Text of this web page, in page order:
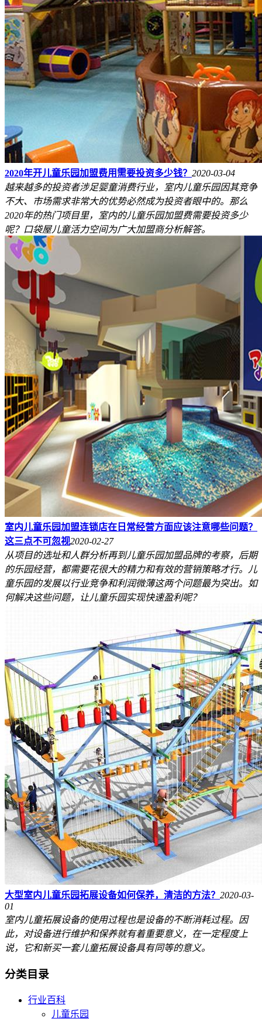
2020年开儿童乐园加盟费用需要投资多少钱？ 2020-03-04
越来越多的投资者涉足婴童消费行业，室内儿童乐园因其竞争
不大、市场需求非常大的优势必然成为投资者眼中的。那么
2020年的热门项目里，室内的儿童乐园加盟费需要投资多少
呢？口袋屋儿童活力空间为广大加盟商分析解答。
室内儿童乐园加盟连锁店在日常经营方面应该注意哪些问题？
这三点不可忽视2020-02-27
从项目的选址和人群分析再到儿童乐园加盟品牌的考察，后期
的乐园经营，都需要花很大的精力和有效的营销策略才行。儿
童乐园的发展以行业竞争和利润微薄这两个问题最为突出。如
何解决这些问题，让儿童乐园实现快速盈利呢？
大型室内儿童乐园拓展设备如何保养，清洁的方法？ 2020-03-
01
室内儿童拓展设备的使用过程也是设备的不断消耗过程。因
此，对设备进行维护和保养就有着重要意义，在一定程度上
说，它和新买一套儿童拓展设备具有同等的意义。
分类目录
行业百科
儿童乐园